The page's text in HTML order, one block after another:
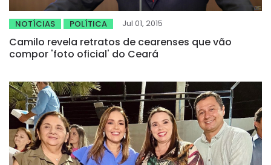
NOTÍCIAS POLÍTICA Jul 01, 2015
Camilo revela retratos de cearenses que vão
compor 'foto oficial' do Ceará